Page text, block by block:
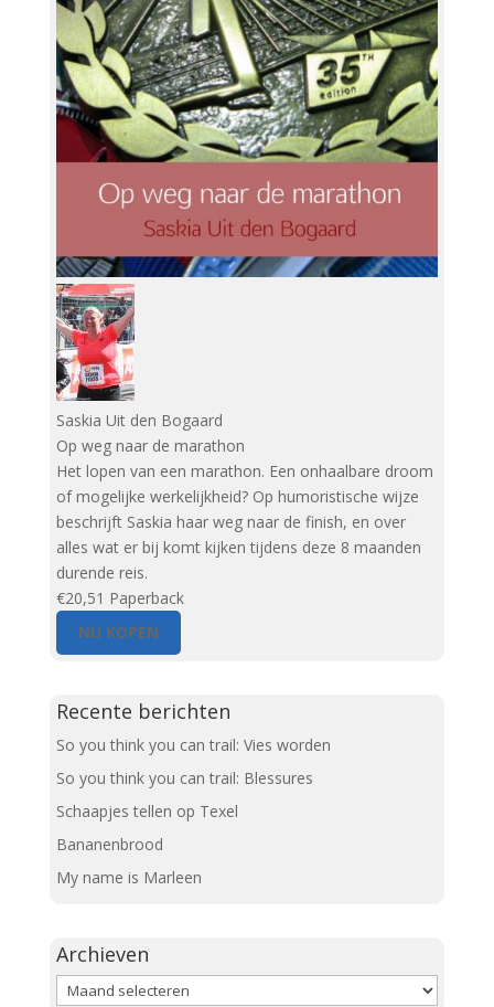
Saskia Uit den Bogaard
Op weg naar de marathon
Het lopen van een marathon. Een onhaalbare droom
of mogelijke werkelijkheid? Op humoristische wijze
beschrijft Saskia haar weg naar de finish, en over
alles wat er bij komt kijken tijdens deze 8 maanden
durende reis.
€20,51 Paperback
NU KOPEN
Recente berichten
So you think you can trail: Vies worden
So you think you can trail: Blessures
Schaapjes tellen op Texel
Bananenbrood
My name is Marleen
Archieven
Archieven